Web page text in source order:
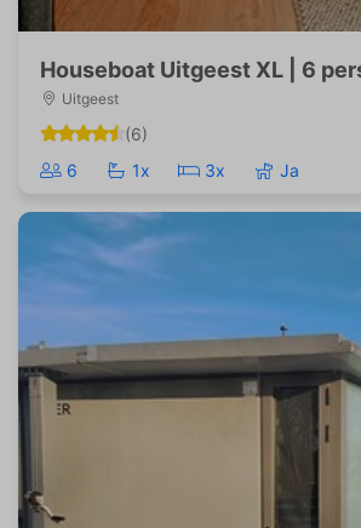
Houseboat Uitgeest XL | 6
Uitgeest
(6)
6
1x 3x Ja